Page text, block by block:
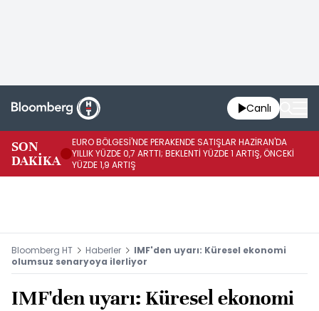
Canlı
SON
DAKİKA
EURO BÖLGESİ'NDE PERAKENDE SATIŞLAR HAZİRAN'DA
YILLIK YÜZDE 0,7 ARTTI; BEKLENTİ YÜZDE 1 ARTIŞ, ÖNCEKİ
YÜZDE 1,9 ARTIŞ
Bloomberg HT Haberler
IMF'den uyarı: Küresel ekonomi
olumsuz senaryoya ilerliyor
IMF'den uyarı: Küresel ekonomi